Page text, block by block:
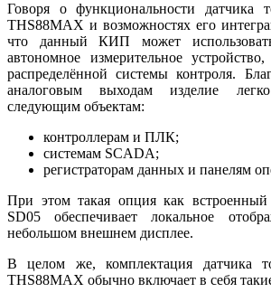
Говоря о функциональности датчика
THS88MAX и возможностях его
что данный КИП может
автономное измерительное
распределённой системы контроля.
аналоговым выходам изделие
следующим объектам:
контроллерам и ПЛК;
системам SCADA;
регистраторам данных и панелям
При этом такая опция как встроенный
SD05 обеспечивает локальное
небольшом внешнем дисплее.
В целом же, комплектация датчика
THS88MAX обычно включает в себя